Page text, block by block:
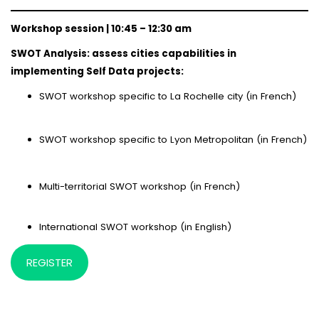
Workshop session | 10:45 – 12:30 am
SWOT Analysis: assess cities capabilities in
implementing Self Data projects:
SWOT workshop specific to La Rochelle city (in French)
SWOT workshop specific to Lyon Metropolitan (in French)
Multi-territorial SWOT workshop (in French)
International SWOT workshop (in English)
REGISTER